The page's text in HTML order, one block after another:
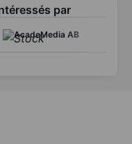
par
AcadeMedia AB